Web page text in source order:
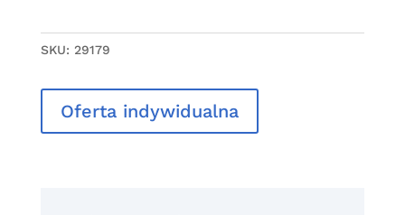
SKU: 29179
Oferta indywidualna